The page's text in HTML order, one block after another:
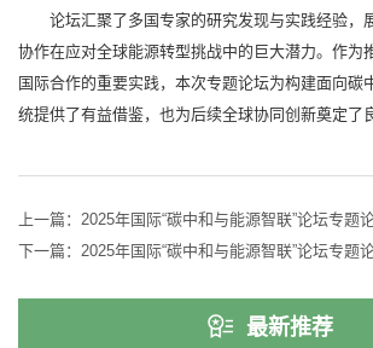
论坛汇聚了多国专家的研究发现与实践经验，
协作在应对全球能源转型挑战中的巨大潜力。作为
国际合作的重要实践，本次专题论坛为构建面向碳
统提供了有益借鉴，也为后续全球协同创新奠定了
上一篇： 2025年国际“碳中和与能源智联”论坛专题论坛6：
下一篇： 2025年国际“碳中和与能源智联”论坛专题论坛4：聚焦“面向能源智联
最新推荐